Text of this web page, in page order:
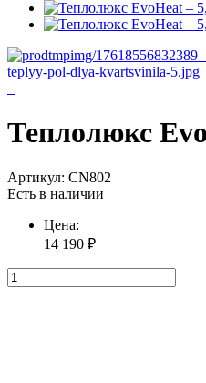
Теплолюкс
Артикул: CN802
Есть в наличии
Цена:
14 190 ₽